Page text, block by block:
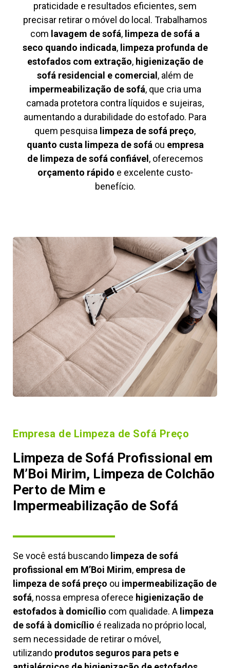
praticidade e resultados eficientes, sem
precisar retirar o móvel do local. Trabalhamos
com lavagem de sofá, limpeza de sofá a
seco quando indicada, limpeza profunda de
estofados com extração, higienização de
sofá residencial e comercial , além de
impermeabilização de sofá, que cria uma
camada protetora contra líquidos e sujeiras,
aumentando a durabilidade do estofado. Para
quem pesquisa limpeza de sofá preço,
quanto custa limpeza de sofáou empresa
de limpeza de sofá confiável , oferecemos
orçamento rápido e excelente custo-
benefício.
Empresa de Limpeza de Sofá Preço
Limpeza de Sofá Profissional em
M’Boi Mirim, Limpeza de Colchão
Perto de Mim e
Impermeabilização de Sofá
Se você está buscando limpeza de sofá
profissional em M’Boi Mirim, empresa de
limpeza de sofá preço ou impermeabilização de
sofá, nossa empresa oferece higienização de
estofados à domicílio com qualidade. A limpeza
de sofá à domicílio é realizada no próprio local,
sem necessidade de retirar o móvel,
utilizando produtos seguros para pets e